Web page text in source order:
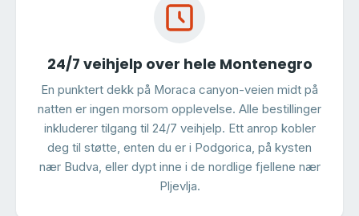
24/7 veihjelp over hele Montenegro
En punktert dekk på Moraca canyon-veien midt på
natten er ingen morsom opplevelse. Alle bestillinger
inkluderer tilgang til 24/7 veihjelp. Ett anrop kobler
deg til støtte, enten du er i Podgorica, på kysten
nær Budva, eller dypt inne i de nordlige fjellene nær
Pljevlja.